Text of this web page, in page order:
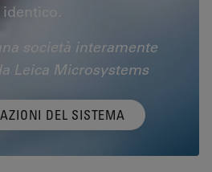
identico.
società interamente
Leica Microsystems
DEL SISTEMA